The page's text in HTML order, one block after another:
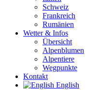
Schweiz
Frankreich
Rumänien
Wetter & Infos
Übersicht
Alpenblumen
Alpentiere
Wegpunkte
Kontakt
English